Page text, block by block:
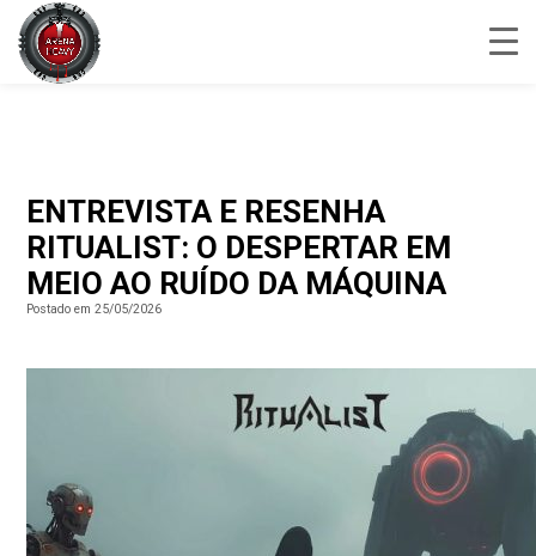
ENTREVISTA E RESENHA
RITUALIST: O DESPERTAR EM
MEIO AO RUÍDO DA MÁQUINA
Postado em 25/05/2026